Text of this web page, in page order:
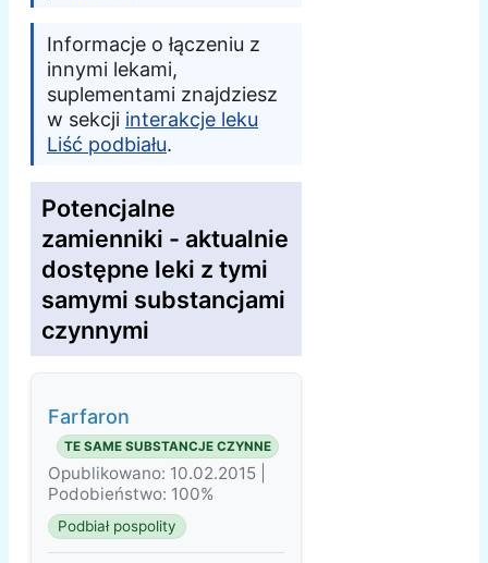
Informacje o łączeniu z
innymi lekami,
suplementami znajdziesz
w sekcji interakcje leku
Liść podbiału.
Potencjalne
zamienniki - aktualnie
dostępne leki z tymi
samymi substancjami
czynnymi
Farfaron
TE SAME SUBSTANCJE CZYNNE
Opublikowano: 10.02.2015 |
Podobieństwo: 100%
Podbiał pospolity